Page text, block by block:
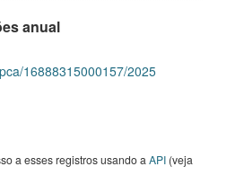
anual
16888315000157/2025
a esses registros usando a API (veja